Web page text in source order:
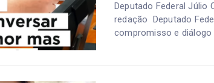
Deputado Federal Júlio
redação Deputado
compromisso e